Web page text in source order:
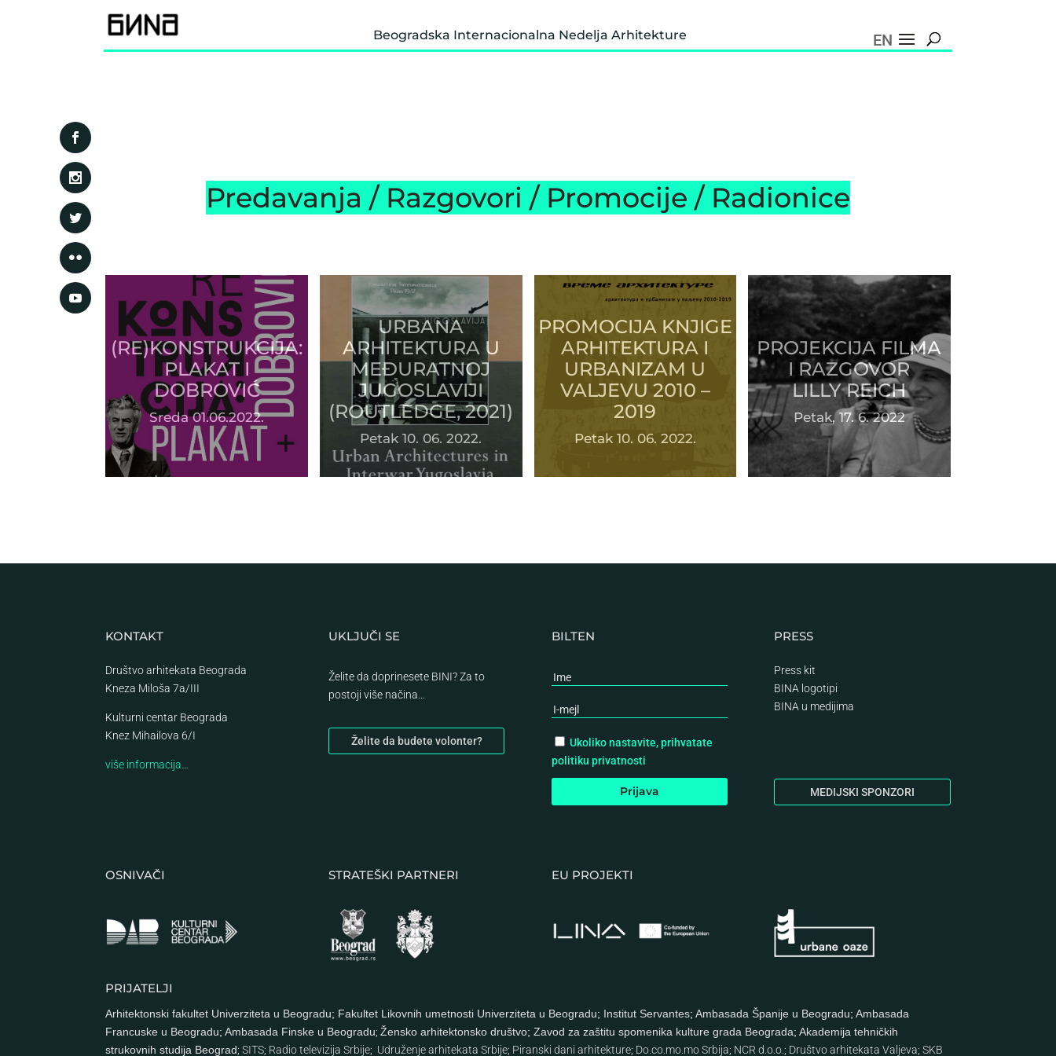
Beogradska Internacionalna Nedelja Arhitekture EN
Predavanja / Razgovori / Promocije / Radionice
(RE)KONSTRUKCIJA:
PLAKAT I
DOBROVIĆ
Sreda 01.06.2022.
URBANA
ARHITEKTURA U
MEĐURATNOJ
JUGOSLAVIJI
(ROUTLEDGE, 2021)
Petak 10. 06. 2022.
PROMOCIJA KNJIGE
ARHITEKTURA I
URBANIZAM U
VALJEVU 2010 –
2019
Petak 10. 06. 2022.
PROJEKCIJA FILMA
I RAZGOVOR
LILLY REICH
Petak, 17. 6. 2022
KONTAKT
Društvo arhitekata Beograda
Kneza Miloša 7a/III
Kulturni centar Beograda
Knez Mihailova 6/I
više informacija…
UKLJUČI SE
Želite da doprinesete BINI? Za to
postoji više načina…
Želite da budete volonter?
BILTEN
Ukoliko nastavite, prihvatate
politiku privatnosti
PRESS
Press kit
BINA logotipi
BINA u medijima
MEDIJSKI SPONZORI
OSNIVAČI STRATEŠKI PARTNERI EU PROJEKTI
PRIJATELJI
Arhitektonski fakultet Univerziteta u Beogradu; Fakultet Likovnih umetnosti Univerziteta u Beogradu; Institut Servantes;Ambasada Španije u Beogradu;Ambasada
Francuske u Beogradu;Ambasada Finske u Beogradu;Žensko arhitektonsko društvo;Zavod za zaštitu spomenika kulture grada Beograda;Akademija tehničkih
strukovnih studija Beograd;SITS; Radio televizija Srbije; Udruženje arhitekata Srbije; Piranski dani arhitekture; Do.co.mo.mo Srbija; NCR d.o.o.; Društvo arhitekata Valjeva;SKB